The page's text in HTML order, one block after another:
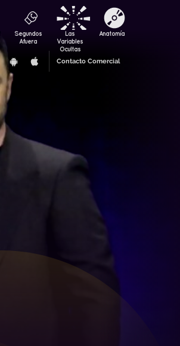
Segundos
Afuera
Las
Variables
Ocultas
Anatomía
Contacto Comercial